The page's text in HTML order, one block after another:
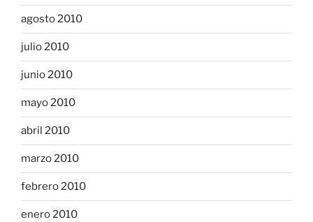
agosto 2010
julio 2010
junio 2010
mayo 2010
abril 2010
marzo 2010
febrero 2010
enero 2010